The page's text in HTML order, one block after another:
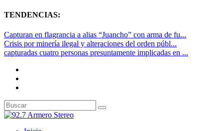
TENDENCIAS:
Capturan en flagrancia a alias “Juancho” con arma de fu...
Crisis por minería ilegal y alteraciones del orden públ...
capturadas cuatro personas presuntamente implicadas en ...